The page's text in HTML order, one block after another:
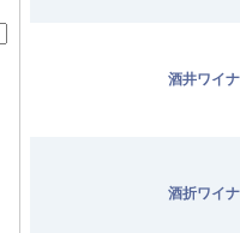
酒井ワイ
酒折ワイ